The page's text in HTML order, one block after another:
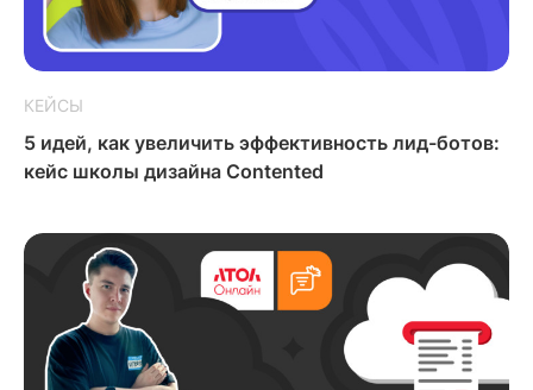
КЕЙСЫ
5 идей, как увеличить эффективность лид-ботов:
кейс школы дизайна Contented